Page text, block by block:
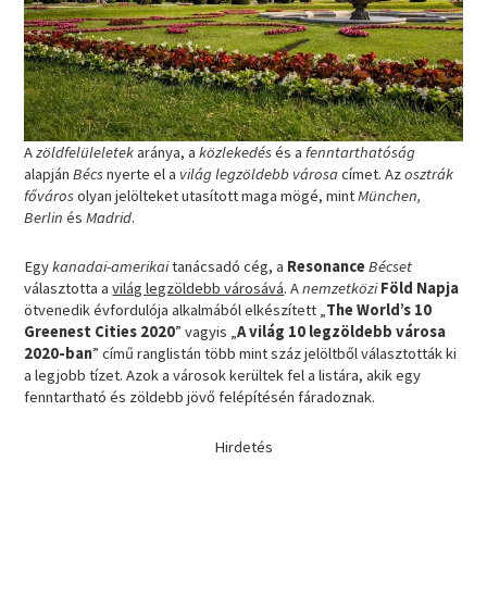
Azöldfelüleletekaránya, aközlekedésés afenntarthatóság
alapjánBécsnyerte el a világ legzöldebb városacímet. Azosztrák
fővárosolyan jelölteket utasított maga mögé, mintMünchen,
Berlin ésMadrid.
Egykanadai-amerikaitanácsadó cég, a ResonanceBécset
választotta avilág legzöldebb városává. Anemzetközi Föld Napja
ötvenedik évfordulója alkalmából elkészített „The World’s 10
Greenest Cities 2020” vagyis „A világ 10 legzöldebb városa
2020-ban” című ranglistán több mint száz jelöltből választották ki
a legjobb tízet. Azok a városok kerültek fel a listára, akik egy
fenntartható és zöldebb jövő felépítésén fáradoznak.
Hirdetés